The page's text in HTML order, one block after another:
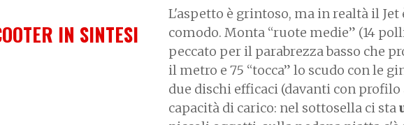
IN SINTESI
L'aspetto è grintoso, ma in realtà il Jet
comodo. Monta “ruote medie” (14
peccato per il parabrezza basso che
il metro e 75 “tocca” lo scudo con le
due dischi efficaci (davanti con
capacità di carico: nel sottosella ci sta